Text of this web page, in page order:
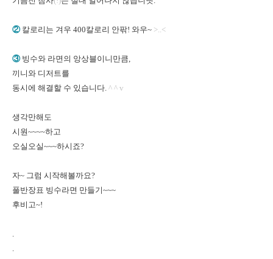
② 칼로리는 겨우 400칼로리 안팎! 와우~ >..<
③ 빙수와 라면의 앙상블이니만큼,
끼니와 디저트를
동시에 해결할 수 있습니다. ^ ^ v
생각만해도
시원~~~~하고
오실오실~~~하시죠?
자~ 그럼 시작해볼까요?
풀반장표 빙수라면 만들기~~~
후비고~!